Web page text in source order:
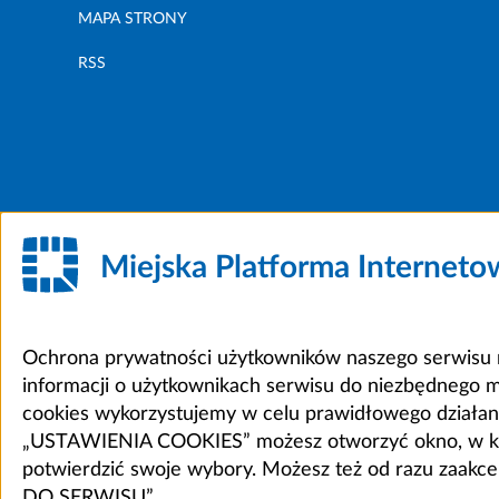
MAPA STRONY
RSS
Miejska Platforma
Ochrona prywatności użytkowników naszego
informacji o użytkownikach serwisu do niezbędnego
cookies wykorzystujemy w celu prawidłowego
„USTAWIENIA COOKIES” możesz otworzyć okno,
potwierdzić swoje wybory. Możesz też od razu